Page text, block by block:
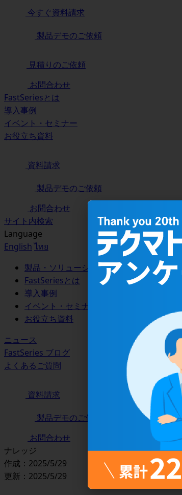
今すぐ資料請求
製品デモのご依頼
見積りのご依頼
お問合わせ
FastSeriesとは
導入事例
イベント・セミナー
お役立ち資料
資料請求
製品デモのご依頼
お問合わせ
サイト内検索
Language
English ไทย
製品・ソリューション
FastSeriesとは
導入事例
イベント・セミナー
お役立ち資料
ニュース
FastSeries ブログ
よくあるご質問
資料請求
製品デモのご依頼
お問合わせ
ナレッジ
作成：2025/5/29
更新：2025/5/29